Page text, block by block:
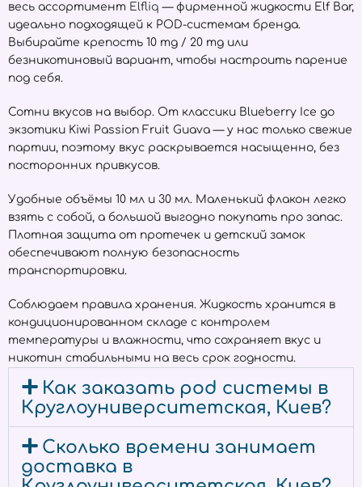
весь ассортимент Elfliq — фирменной жидкости Elf Bar,
идеально подходящей к POD-системам бренда.
Выбирайте крепость 10 mg / 20 mg или
безникотиновый вариант, чтобы настроить парение
под себя.
Сотни вкусов на выбор. От классики Blueberry Ice до
экзотики Kiwi Passion Fruit Guava — у нас только свежие
партии, поэтому вкус раскрывается насыщенно, без
посторонних привкусов.
Удобные объёмы 10 мл и 30 мл. Маленький флакон легко
взять с собой, а большой выгодно покупать про запас.
Плотная защита от протечек и детский замок
обеспечивают полную безопасность
транспортировки.
Соблюдаем правила хранения. Жидкость хранится в
кондиционированном складе с контролем
температуры и влажности, что сохраняет вкус и
никотин стабильными на весь срок годности.
Как заказать pod системы в
Круглоуниверситетская, Киев?
Сколько времени занимает
доставка в